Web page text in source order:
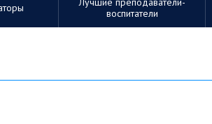
воспитатели